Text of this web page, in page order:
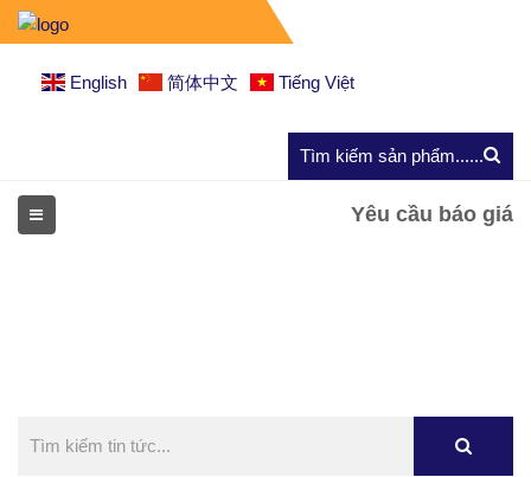
English 简体中文 Tiếng Việt
Yêu cầu báo giá